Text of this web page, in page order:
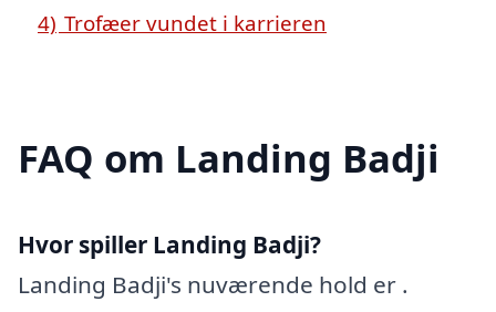
4) Trofæer vundet i karrieren
FAQ om Landing Badji
Hvor spiller Landing Badji?
Landing Badji's nuværende hold er .